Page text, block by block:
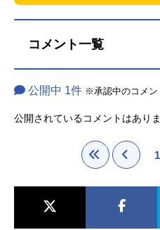
コメント一覧
公開中 1件 ※承認中のコメン
公開されているコメントはあり
1